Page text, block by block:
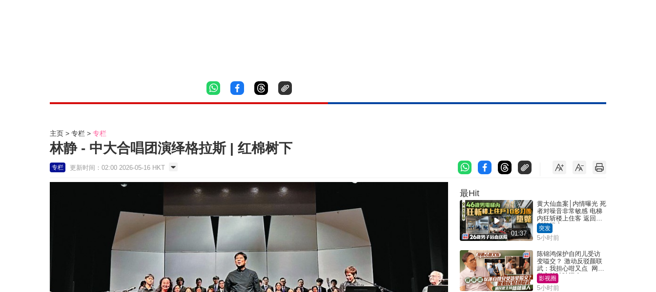
主页 专栏 专栏
林静 - 中大合唱团演绎格拉斯 | 红棉树下
专栏 更新时间：02:00 2026-05-16 HKT
最Hit
01:37
黄大仙血案│内情曝光 死
者对噪音非常敏感 电梯
内狂斩楼上住客 返回住
所堕楼亡
突发
5小时前
陈锦鸿保护自闭儿受访
变嗌交？ 激动反驳颜联
武：我担心咁又点 网民
批主持咄咄逼人
影视圈
5小时前